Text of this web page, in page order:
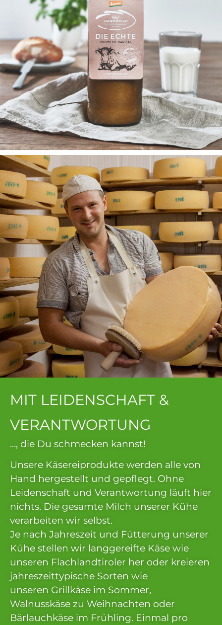
MIT LEIDENSCHAFT &
VERANTWORTUNG
…, die Du schmecken kannst!
Unsere Käsereiprodukte werden alle von
Hand hergestellt und gepflegt. Ohne
Leidenschaft und Verantwortung läuft hier
nichts. Die gesamte Milch unserer Kühe
verarbeiten wir selbst.
Je nach Jahreszeit und Fütterung unserer
Kühe stellen wir langgereifte Käse wie
unseren Flachlandtiroler her oder kreieren
jahreszeittypische Sorten wie
unseren Grillkäse im Sommer,
Walnusskäse zu Weihnachten oder
Bärlauchkäse im Frühling. Einmal pro